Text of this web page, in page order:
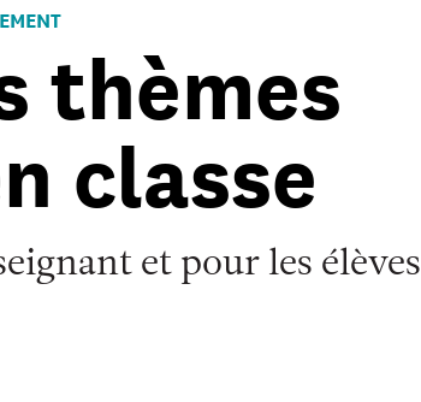
thèmes
classe
et pour les élèves